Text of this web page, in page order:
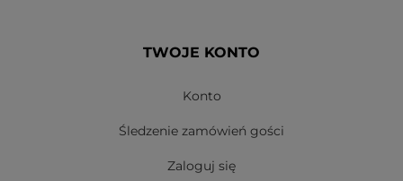
TWOJE KONTO
Konto
Śledzenie zamówień gości
Zaloguj się